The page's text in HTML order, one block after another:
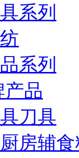
系列
系列
产品
刀具
房辅